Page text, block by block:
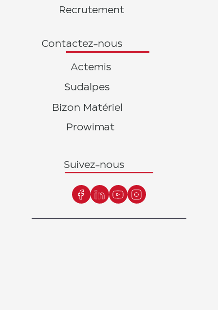
Suivez-nous
Prowimat
Bizon Matériel
Sudalpes
Actemis
Contactez-nous
Recrutement